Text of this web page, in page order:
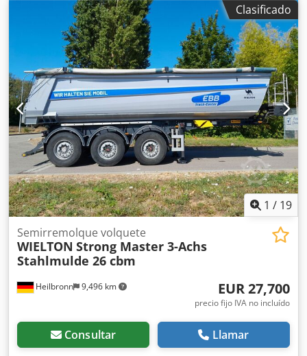
Dkedpfx Adoznq Rmsxsr
Clasificado
1 / 19
Heilbronn 9,496 km
Semirremolque volquete
WIELTON Strong Master 3-Achs
Stahlmulde 26 cbm
EUR 27,700
precio fijo IVA no incluído
Consultar Llamar